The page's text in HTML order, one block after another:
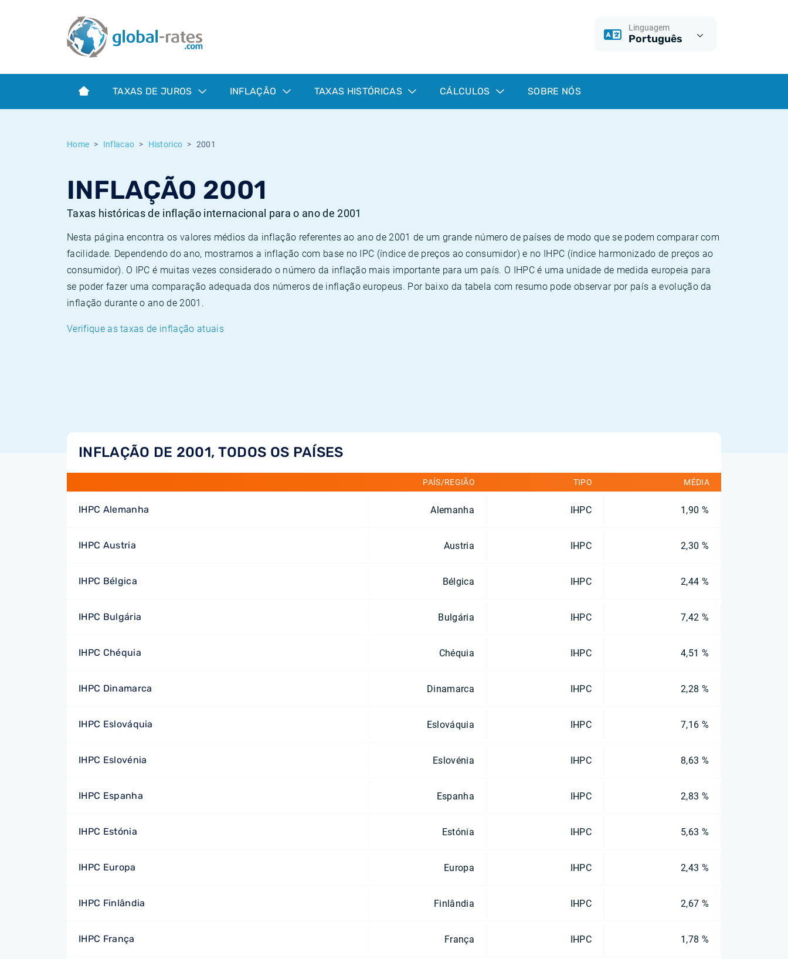
Linguagem
Português
TAXAS DE JUROS INFLAÇÃO TAXAS HISTÓRICAS CÁLCULOS SOBRE NÓS
Home Inflacao Historico 2001
INFLAÇÃO 2001
Taxas históricas de inflação internacional para o ano de 2001
Nesta página encontra os valores médios da inflação referentes ao ano de 2001 de um grande número de países de modo que se podem comparar com
facilidade. Dependendo do ano, mostramos a inflação com base no IPC (índice de preços ao consumidor) e no IHPC (índice harmonizado de preços ao
consumidor). O IPC é muitas vezes considerado o número da inflação mais importante para um país. O IHPC é uma unidade de medida europeia para
se poder fazer uma comparação adequada dos números de inflação europeus. Por baixo da tabela com resumo pode observar por país a evolução da
inflação durante o ano de 2001.
Verifique as taxas de inflação atuais
INFLAÇÃO DE 2001, TODOS OS PAÍSES
PAÍS/REGIÃO TIPO MÉDIA
IHPC Alemanha Alemanha IHPC 1,90 %
IHPC Austria Austria IHPC 2,30 %
IHPC Bélgica Bélgica IHPC 2,44 %
IHPC Bulgária Bulgária IHPC 7,42 %
IHPC Chéquia Chéquia IHPC 4,51 %
IHPC Dinamarca Dinamarca IHPC 2,28 %
IHPC Eslováquia Eslováquia IHPC 7,16 %
IHPC Eslovénia Eslovénia IHPC 8,63 %
IHPC Espanha Espanha IHPC 2,83 %
IHPC Estónia Estónia IHPC 5,63 %
IHPC Europa Europa IHPC 2,43 %
IHPC Finlândia Finlândia IHPC 2,67 %
IHPC França França IHPC 1,78 %
Term SOFR
O que é a inflação do IPC?
O que é a inflação do IHPC?
Taxas Euribor históricas
Taxas ESTER históricas
Taxas de inflação históricas
Calculadora de inflação